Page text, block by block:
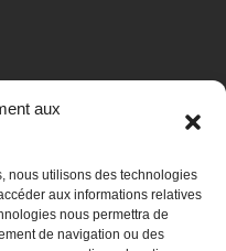
aux
nous utilisons des technologies
aux informations relatives
nous permettra de
de navigation ou des